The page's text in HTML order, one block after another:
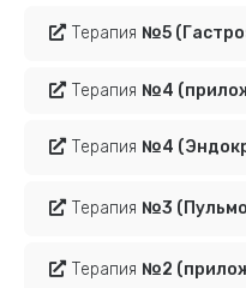
Терапия №5
Терапия №4
Терапия №4
Терапия №3
Терапия №2